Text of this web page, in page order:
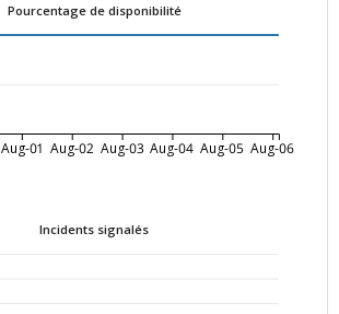
Pourcentage de disponibilité
Aug-01 Aug-02 Aug-03 Aug-04 Aug-05 Aug-06
Incidents signalés